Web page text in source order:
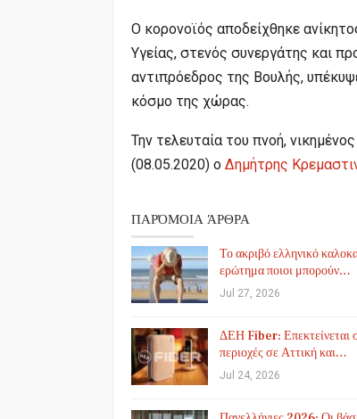
Ο κορονοϊός αποδείχθηκε
Υγείας, στενός συνεργάτης και
αντιπρόεδρος της Βουλής,
κόσμο της χώρας.
Την τελευταία του πνοή,
(08.05.2020) ο Δημήτρης
ΠΑΡΌΜΟΙΑ ΆΡΘΡΑ
Το ακριβό ελληνικό
ερώτημα ποιοι μπορούν…
Jul 27, 2026
ΔΕΗ Fiber: Επεκτείνεται
περιοχές σε Αττική και…
Jul 24, 2026